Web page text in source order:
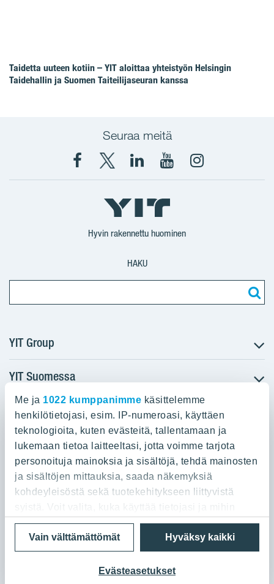
Me ja 1022 kumppanimme käsittelemme
henkilötietojasi, esim. IP-numeroasi, käyttäen
teknologioita, kuten evästeitä, tallentamaan ja
lukemaan tietoa laitteeltasi, jotta voimme tarjota
personoituja mainoksia ja sisältöjä, tehdä mainosten
ja sisältöjen mittauksia, saada näkemyksiä
kohdeyleisöstä sekä tuotekehitykseen liittyvistä
syistä. Voit valita, kuka käyttää tietojasi ja mihin
tarkoituksiin.
Jos sallit, haluamme myös tehdä seuraavia:
Kerätä tietoja maantieteellisestä sijainnistasi,
Hyväksy kaikki
Evästeasetukset
Vain välttämättömät
Taidetta uuteen kotiin – YIT aloittaa yhteistyön Helsingin
Taidehallin ja Suomen Taiteilijaseuran kanssa
Seuraa meitä
Facebook
X
YIT
Suomi
YIT
Corporation
YIT
Corporation
Instagram
Hyvin rakennettu huominen
HAKU
YIT Group
Tietoa YIT:stä
Töihin meille
Sijoittajat
Projektit
Vastuullisuus
Media
Yhteystiedot
YIT Suomessa
Myytävät asunnot
Vuokrattavat toimitilat
Kiinteistösijoittaminen
Infrarakentaminen
Toimitilarakentaminen
Teollisuusrakentaminen
YIT:n pääkonttori
Panuntie 11, PL 36, 00620 Helsinki
020 433 111